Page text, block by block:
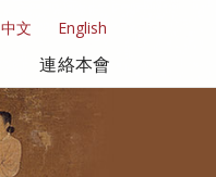
中文 English
連絡本會